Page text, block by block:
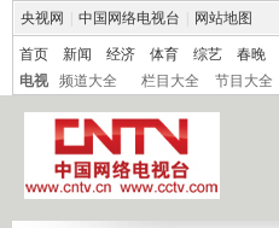
央视网 中国网络电视台 网站地图
首页 新闻 经济 体育 综艺 春晚
电视
频道大全 栏目大全 节目大全